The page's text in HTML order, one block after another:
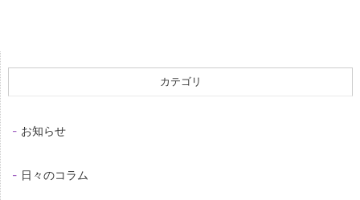
カテゴリ
お知らせ
日々のコラム